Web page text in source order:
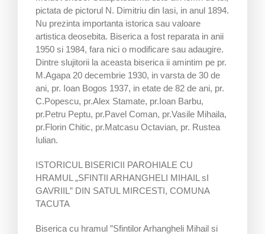
pictata de pictorul N. Dimitriu din Iasi, in anul 1894.
Nu prezinta importanta istorica sau valoare
artistica deosebita. Biserica a fost reparata in anii
1950 si 1984, fara nici o modificare sau adaugire.
Dintre slujitorii la aceasta biserica ii amintim pe pr.
M.Agapa 20 decembrie 1930, in varsta de 30 de
ani, pr. Ioan Bogos 1937, in etate de 82 de ani, pr.
C.Popescu, pr.Alex Stamate, pr.Ioan Barbu,
pr.Petru Peptu, pr.Pavel Coman, pr.Vasile Mihaila,
pr.Florin Chitic, pr.Matcasu Octavian, pr. Rustea
Iulian.
ISTORICUL BISERICII PAROHIALE CU
HRAMUL „SFINTII ARHANGHELI MIHAIL sI
GAVRIIL” DIN SATUL MIRCESTI, COMUNA
TACUTA
Biserica cu hramul ”Sfintilor Arhangheli Mihail si